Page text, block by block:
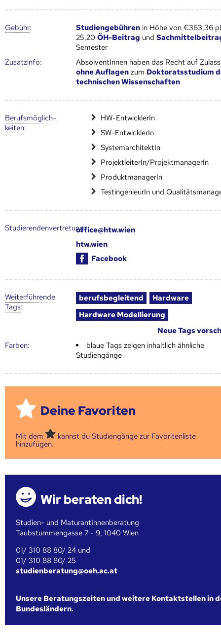
Gebühr: Studiengebühren in Höhe von €363,36
25,20ÖH-Beitrag und
Semester
Zusatz­info:
AbsolventInnen haben das Recht auf
ohne Auflagen zum Doktoratsstudium
technischen Wissenschaften
Berufs­möglich­
keiten:
HW-EntwicklerIn
SW-EntwicklerIn
SystemarchitektIn
ProjektleiterIn/ProjektmanagerIn
ProduktmanagerIn
TestingenieurIn und
Studierendenvertretung:office@htw.wien
htw.wien
Facebook
Weiter­führende
Tags:
berufsbegleitend
Hardware
Hardware Modellierung
Neue Tags
Farben:
blaue Tags zeigen inhaltlich ähnliche
Studiengänge
Deine Favoriten
Mit dem
kannst du Studiengänge zur Favoritenliste
hinzufügen.
Wir beraten dich!
Studien- und MaturantInnenberatung
Taubstummengasse 7 - 9, 1040 Wien
01/ 310 88 80/ 24 und
01/ 310 88 80/ 25
studienberatung@oeh.ac.at
Unsere Beratungszeiten und weitere Kontaktstellen in
Bundesländern.